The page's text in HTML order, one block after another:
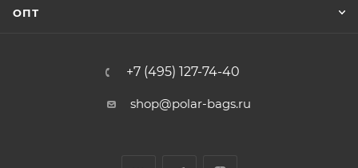
ОПТ
+7 (495) 127-74-40
shop@polar-bags.ru